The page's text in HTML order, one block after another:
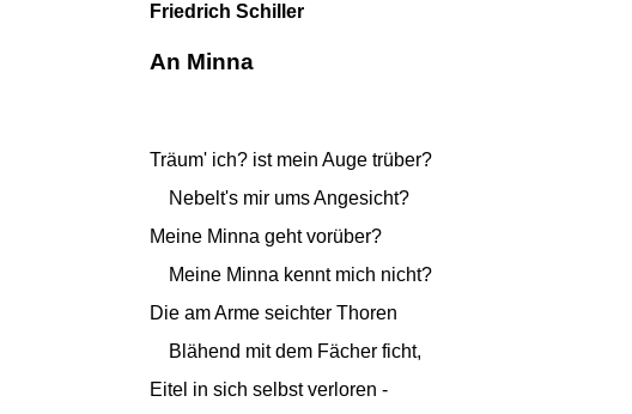
Friedrich Schiller
An Minna
Träum' ich? ist mein Auge trüber?
Nebelt's mir ums Angesicht?
Meine Minna geht vorüber?
Meine Minna kennt mich nicht?
Die am Arme seichter Thoren
Blähend mit dem Fächer ficht,
Eitel in sich selbst verloren -